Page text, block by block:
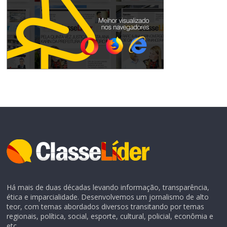
Há mais de duas décadas levando informação, transparência,
ética e imparcialidade. Desenvolvemos um jornalismo de alto
teor, com temas abordados diversos transitando por temas
regionais, política, social, esporte, cultural, policial, econômia e